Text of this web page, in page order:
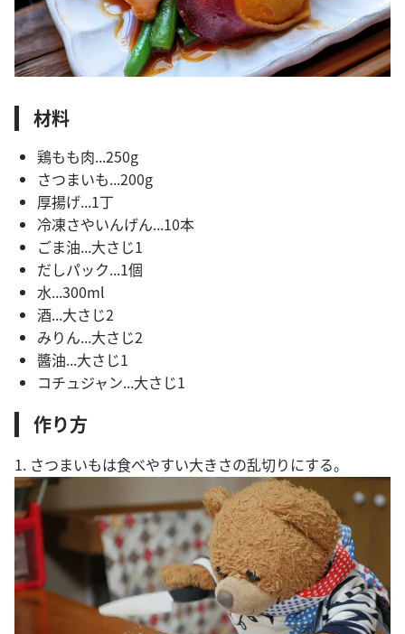
材料
鶏もも肉...250g
さつまいも...200g
厚揚げ...1丁
冷凍さやいんげん...10本
ごま油...大さじ1
だしパック...1個
水...300ml
酒...大さじ2
みりん...大さじ2
醬油...大さじ1
コチュジャン...大さじ1
作り方
1. さつまいもは食べやすい大きさの乱切りにする。